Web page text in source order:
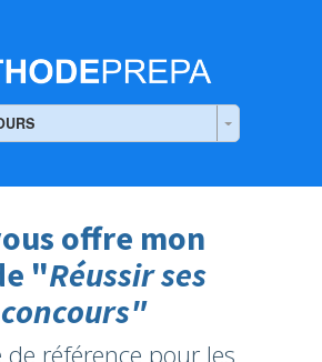
offre mon
"Réussir ses
concours"
de référence pour les